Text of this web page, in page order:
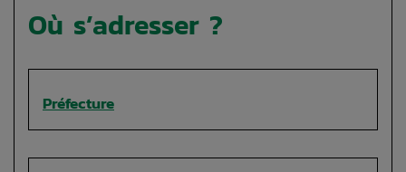
Où s’adresser ?
Préfecture